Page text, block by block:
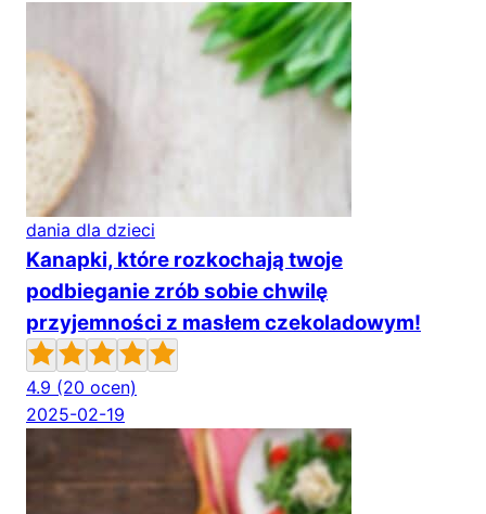
dania dla dzieci
Kanapki, które rozkochają twoje
podbieganie zrób sobie chwilę
przyjemności z masłem czekoladowym!
4.9 (20 ocen)
2025-02-19